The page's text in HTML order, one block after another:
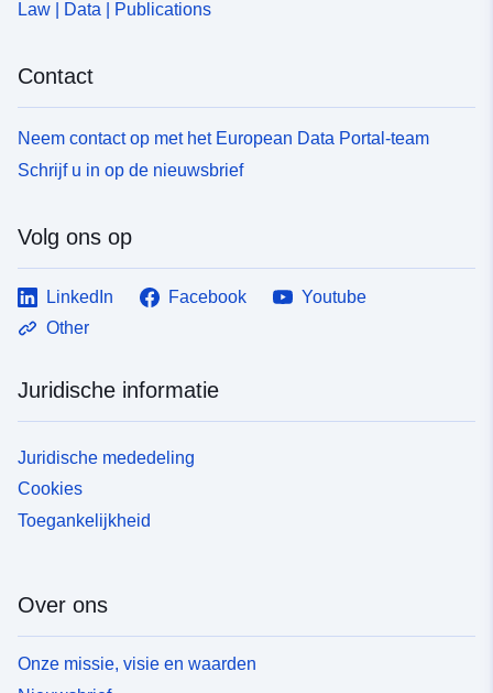
Law | Data | Publications
Contact
Neem contact op met het European Data Portal-team
Schrijf u in op de nieuwsbrief
Volg ons op
LinkedIn Facebook
Youtube
Other
Juridische informatie
Juridische mededeling
Cookies
Toegankelijkheid
Over ons
Onze missie, visie en waarden